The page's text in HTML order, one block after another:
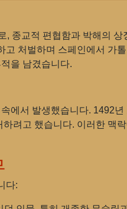
, 종교적 편협함과 박해의
처벌하며 스페인에서 가
을 남겼습니다.
에서 발생했습니다. 1492
려고 했습니다. 이러한 맥
다: